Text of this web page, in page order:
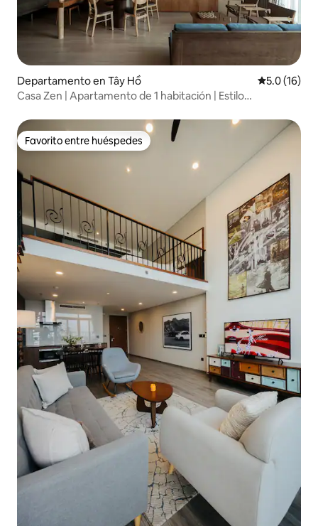
Departamento en Tây Hồ Calificación
5.0 (16)
Casa Zen | Apartamento de 1 habitación | Estilo
Favorito entre huéspedes
Favorito entre huéspedes